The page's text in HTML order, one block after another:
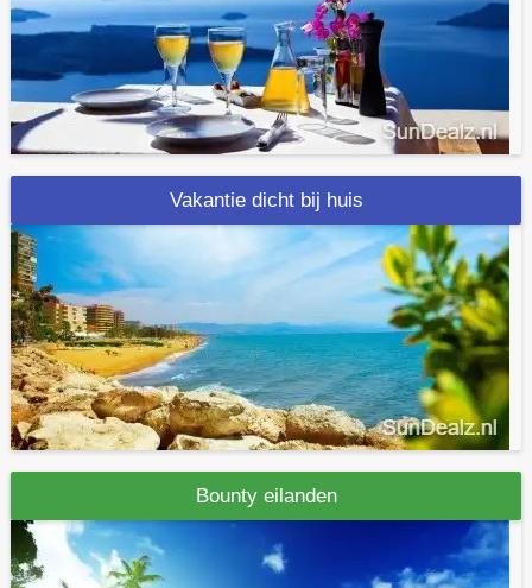
Vakantie dicht bij huis
Bounty eilanden